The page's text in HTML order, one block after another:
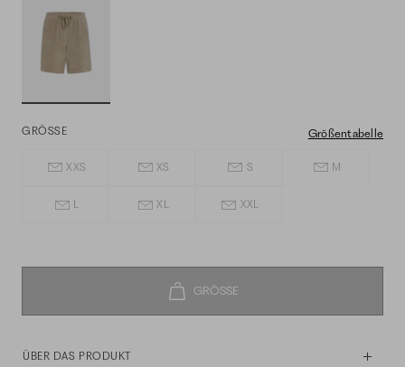
GRÖSSE Größentabelle
XXS XS S M
L XL XXL
ÜBER DAS PRODUKT